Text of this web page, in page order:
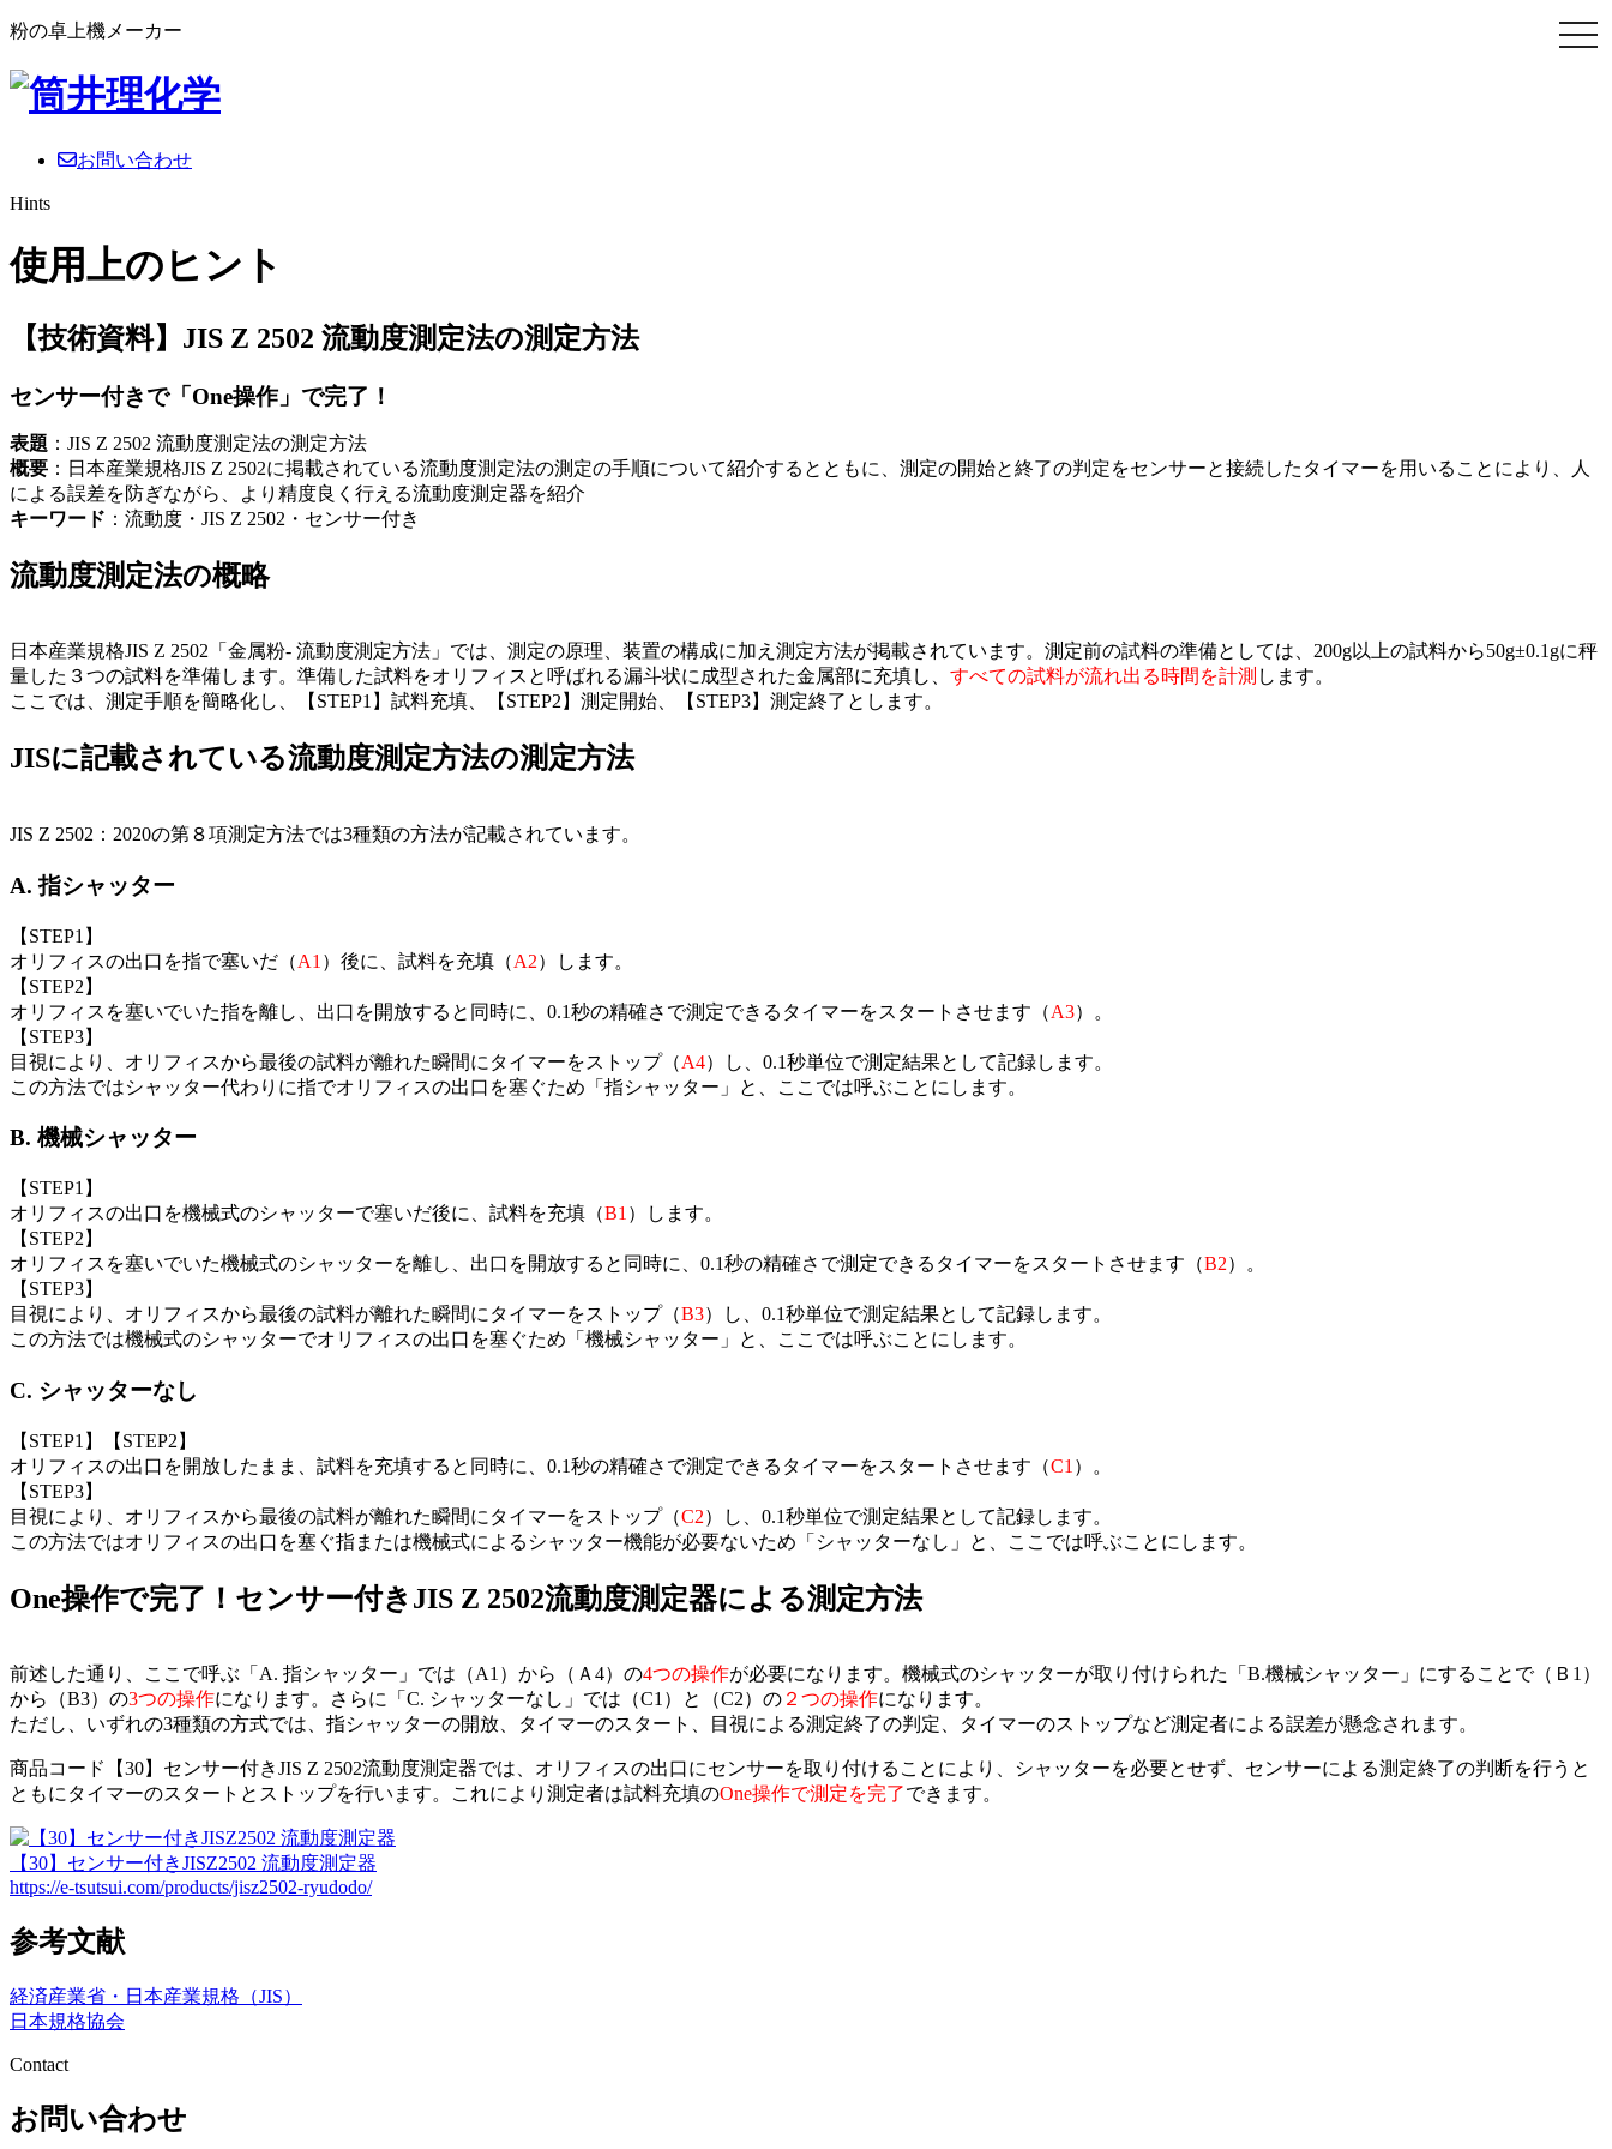
粉の卓上機メーカー
お問い合わせ
Hints
使用上のヒント
【技術資料】JIS Z 2502 流動度測定法の測定方法
センサー付きで「One操作」で完了！
表題 ：JIS Z 2502 流動度測定法の測定方法
概要 ：日本産業規格JIS Z 2502に掲載されている流動度測定法の測定の手順について紹介するとともに、測定の開始と終了の判定をセンサーと接続したタイマーを用いることにより、人
による誤差を防ぎながら、より精度良く行える流動度測定器を紹介
キーワード ：流動度・JIS Z 2502・センサー付き
流動度測定法の概略
日本産業規格JIS Z 2502「金属粉- 流動度測定方法」では、測定の原理、装置の構成に加え測定方法が掲載されています。測定前の試料の準備としては、200g以上の試料から50g±0.1gに秤
量した３つの試料を準備します。準備した試料をオリフィスと呼ばれる漏斗状に成型された金属部に充填し、 すべての試料が流れ出る時間を計測 します。
ここでは、測定手順を簡略化し、【STEP1】試料充填、【STEP2】測定開始、【STEP3】測定終了とします。
JISに記載されている流動度測定方法の測定方法
JIS Z 2502：2020の第８項測定方法では3種類の方法が記載されています。
A. 指シャッター
【STEP1】
オリフィスの出口を指で塞いだ（A1 ）後に、試料を充填（A2）します。
【STEP2】
オリフィスを塞いでいた指を離し、出口を開放すると同時に、0.1秒の精確さで測定できるタイマーをスタートさせます（A3）。
【STEP3】
目視により、オリフィスから最後の試料が離れた瞬間にタイマーをストップ（A4）し、0.1秒単位で測定結果として記録します。
この方法ではシャッター代わりに指でオリフィスの出口を塞ぐため「指シャッター」と、ここでは呼ぶことにします。
B. 機械シャッター
【STEP1】
オリフィスの出口を機械式のシャッターで塞いだ後に、試料を充填（B1 ）します。
【STEP2】
オリフィスを塞いでいた機械式のシャッターを離し、出口を開放すると同時に、0.1秒の精確さで測定できるタイマーをスタートさせます（B2）。
【STEP3】
目視により、オリフィスから最後の試料が離れた瞬間にタイマーをストップ（B3）し、0.1秒単位で測定結果として記録します。
この方法では機械式のシャッターでオリフィスの出口を塞ぐため「機械シャッター」と、ここでは呼ぶことにします。
C. シャッターなし
【STEP1】【STEP2】
オリフィスの出口を開放したまま、試料を充填すると同時に、0.1秒の精確さで測定できるタイマーをスタートさせます（C1 ）。
【STEP3】
目視により、オリフィスから最後の試料が離れた瞬間にタイマーをストップ（C2）し、0.1秒単位で測定結果として記録します。
この方法ではオリフィスの出口を塞ぐ指または機械式によるシャッター機能が必要ないため「シャッターなし」と、ここでは呼ぶことにします。
One操作で完了！センサー付きJIS Z 2502流動度測定器による測定方法
前述した通り、ここで呼ぶ「A. 指シャッター」では（A1）から（Ａ4）の4つの操作が必要になります。機械式のシャッターが取り付けられた「B.機械シャッター」にすることで（Ｂ1）
から（B3）の3つの操作になります。さらに「C. シャッターなし」では（C1）と（C2）の ２つの操作になります。
ただし、いずれの3種類の方式では、指シャッターの開放、タイマーのスタート、目視による測定終了の判定、タイマーのストップなど測定者による誤差が懸念されます。
商品コード【30】センサー付きJIS Z 2502流動度測定器では、オリフィスの出口にセンサーを取り付けることにより、シャッターを必要とせず、センサーによる測定終了の判断を行うと
ともにタイマーのスタートとストップを行います。これにより測定者は試料充填のOne操作で測定を完了できます。
【30】センサー付きJISZ2502 流動度測定器
https://e-tsutsui.com/products/jisz2502-ryudodo/
参考文献
経済産業省・日本産業規格（JIS）
日本規格協会
Contact
お問い合わせ